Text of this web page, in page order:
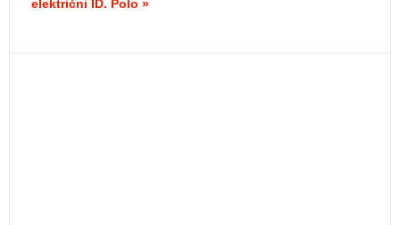
električni ID. Polo »